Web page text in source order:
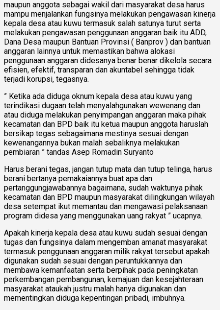
maupun anggota sebagai wakil dari masyarakat desa harus
mampu menjalankan fungsinya melakukan pengawasan kinerja
kepala desa atau kuwu termasuk salah satunya turut serta
melakukan pengawasan penggunaan anggaran baik itu ADD,
Dana Desa maupun Bantuan Provinsi ( Banprov ) dan bantuan
anggaran lainnya untuk memastikan bahwa alokasi
penggunaan anggaran didesanya benar benar dikelola secara
efisien, efektif, transparan dan akuntabel sehingga tidak
terjadi korupsi, tegasnya.
” Ketika ada diduga oknum kepala desa atau kuwu yang
terindikasi dugaan telah menyalahgunakan wewenang dan
atau diduga melakukan penyimpangan anggaran maka pihak
kecamatan dan BPD baik itu ketua maupun anggota haruslah
bersikap tegas sebagaimana mestinya sesuai dengan
kewenangannya bukan malah sebaliknya melakukan
pembiaran ” tandas Asep Romadin Suryanto
Harus berani tegas, jangan tutup mata dan tutup telinga, harus
berani bertanya pemakaiannya buat apa dan
pertanggungjawabannya bagaimana, sudah waktunya pihak
kecamatan dan BPD maupun masyarakat dilingkungan wilayah
desa setempat ikut memantau dan mengawasi pelaksanaan
program didesa yang menggunakan uang rakyat ” ucapnya.
Apakah kinerja kepala desa atau kuwu sudah sesuai dengan
tugas dan fungsinya dalam mengemban amanat masyarakat
termasuk penggunaan anggaran milik rakyat tersebut apakah
digunakan sudah sesuai dengan peruntukkannya dan
membawa kemanfaatan serta berpihak pada peningkatan
perkembangan pembangunan, kemajuan dan kesejahteraan
masyarakat ataukah justru malah hanya digunakan dan
mementingkan diduga kepentingan pribadi, imbuhnya.